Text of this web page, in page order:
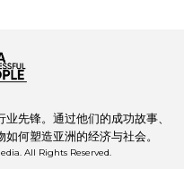
先锋。通过他们的成功故事、
何塑造亚洲的经济与社会。
All Rights Reserved.